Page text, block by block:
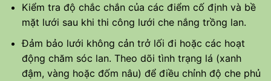
Kiểm tra độ chắc chắn của các điểm cố định và bề
mặt lưới sau khi thi công lưới che nắng trồng lan.
Đảm bảo lưới không cản trở lối đi hoặc các hoạt
động chăm sóc lan. Theo dõi tình trạng lá (xanh
đậm, vàng hoặc đốm nâu) để điều chỉnh độ che phủ